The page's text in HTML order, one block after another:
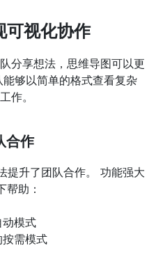
可视化协作
分享想法，思维导图可以更
够以简单的格式查看复杂
作。
合作
提升了团队合作。 功能强大
助：
动模式
需模式